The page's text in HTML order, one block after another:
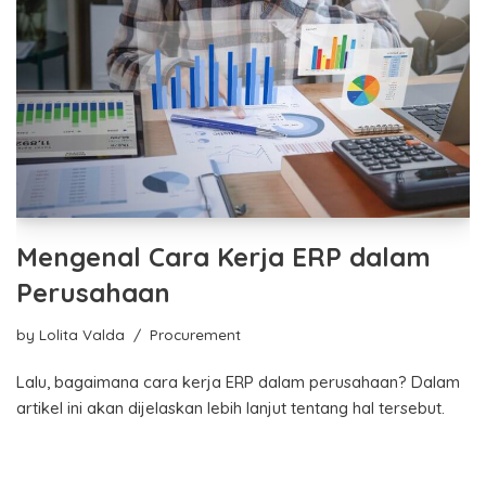
Mengenal Cara Kerja ERP dalam
Perusahaan
by Lolita Valda Procurement
Lalu, bagaimana cara kerja ERP dalam perusahaan? Dalam
artikel ini akan dijelaskan lebih lanjut tentang hal tersebut.